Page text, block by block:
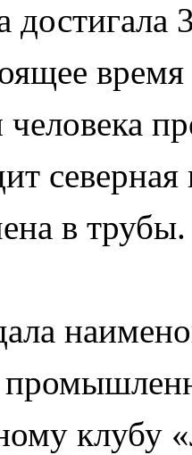
достигала
время
человека
в трубы.
клубу